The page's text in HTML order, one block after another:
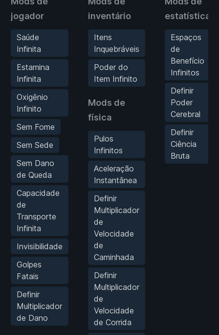
jogador
Saúde
Infinita
Estamina
Infinita
Oxigênio
Infinito
Sem Fome
Sem Sede
Sem Dano
de Queda
Capacidade
de
Transporte
Infinita
Invisibilidade
Golpes
Fatais
Definir
Multiplicador
de Dano
inventário
Itens
Inquebráveis
Poder do
Item Infinito
Mods de
física
Pulos
Infinitos
Aceleração
Instantânea
Definir
Multiplicador
de
Velocidade
de
Caminhada
Definir
Multiplicador
de
Velocidade
de Corrida
estatísticas
Espaços
de
Benefício
Infinitos
Definir
Poder
Cerebral
Definir
Ciência
Bruta